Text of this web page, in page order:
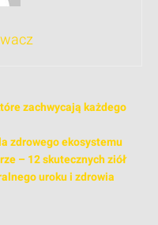
zachwycają każdego
zdrowego ekosystemu
– 12 skutecznych ziół
uroku i zdrowia